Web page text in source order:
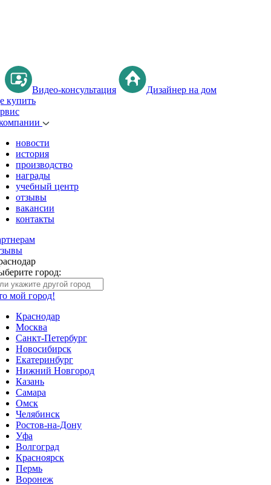
Видео-консультация
Дизайнер на дом
купить
новости
история
производство
награды
учебный центр
отзывы
вакансии
контакты
город:
мой город!
Краснодар
Москва
Санкт-Петербург
Новосибирск
Екатеринбург
Нижний Новгород
Казань
Самара
Омск
Челябинск
Ростов-на-Дону
Уфа
Волгоград
Красноярск
Пермь
Воронеж